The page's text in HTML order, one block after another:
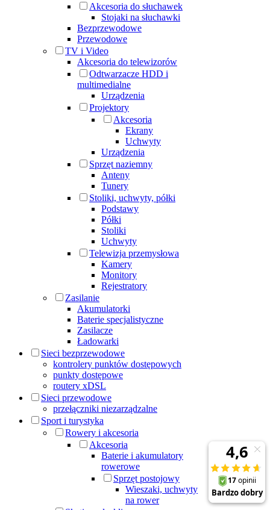
Akcesoria do słuchawek
Stojaki na słuchawki
Bezprzewodowe
Przewodowe
TV i Video
Akcesoria do telewizorów
Odtwarzacze HDD i
multimedialne
Urządzenia
Projektory
Akcesoria
Ekrany
Uchwyty
Urządzenia
Sprzęt naziemny
Anteny
Tunery
Stoliki, uchwyty, półki
Podstawy
Półki
Stoliki
Uchwyty
Telewizja przemysłowa
Kamery
Monitory
Rejestratory
Zasilanie
Akumulatorki
Baterie specjalistyczne
Zasilacze
Ładowarki
Sieci bezprzewodowe
kontrolery punktów dostępowych
punkty dostępowe
routery xDSL
Sieci przewodowe
przełączniki niezarządzalne
Sport i turystyka
Rowery i akcesoria
Akcesoria
Baterie i akumulatory
rowerowe
Sprzęt postojowy
Wieszaki, uchwyty
na rower